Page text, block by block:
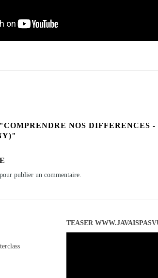
"COMPRENDRE NOS
pour publier un commentaire.
TEASER